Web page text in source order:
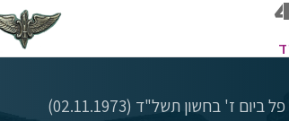
פל ביום ז' בחשון תשל"ד (02.11.1973)